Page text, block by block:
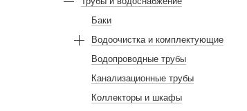
Баки
Водоочистка и комплектующие
Водопроводные трубы
Канализационные трубы
Коллекторы и шкафы